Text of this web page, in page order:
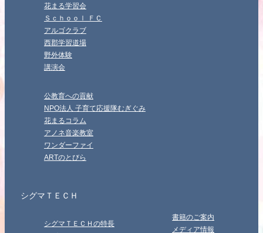
花まる学習会
Ｓｃｈｏｏｌ ＦＣ
アルゴクラブ
西郡学習道場
野外体験
講演会
公教育への貢献
NPO法人 子育て応援隊むぎぐみ
花まるコラム
アノネ音楽教室
ワンダーファイ
ARTのとびら
シグマＴＥＣＨ
シグマＴＥＣＨの特長
書籍のご案内
メディア情報